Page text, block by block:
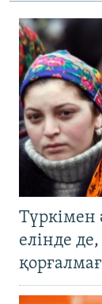
Түркімен
елінде